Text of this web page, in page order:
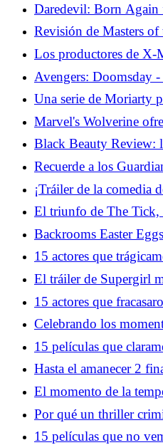
Daredevil: Born Again
brindarnos el equipo
queremos
Revisión de Masters
película para niños
Los productores de X-
regreso de un favorito
Avengers: Doomsday
hermanos Russo nos
Una serie de Moriarty
Sherlock para siempre
Marvel's Wolverine
jugabilidad espantosa
Black Beauty Review:
inclina hacia los tropos
Recuerde a los
colaboración de Stan
¡Tráiler de la comedia
Confirma que los
El triunfo de The Tick,
olvidada de Amazon
Backrooms Easter
que configuran más
15 actores que
de la producción
El tráiler de Supergirl
mejorado
15 actores que
y nunca regresaron
Celebrando los
4 del Universo
15 películas que
Harry Potter
Hasta el amanecer 2
hay un problema
El momento de la
más extrañas para
Por qué un thriller
subestimado está
15 películas que no